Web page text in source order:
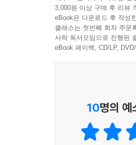
이 책의 구성
[0장 파이썬 설치와 사용
- 남대현 (모루랩스 데이
나름 자신을 갖고 책을
완전히 다 알지 못한 채
- 공민서 (이글루시큐리
3,000원 이상 구매 후 리뷰
eBook은 다운로드 후 작성
클래스는 첫번째 회차 주문
사락 독서모임으로 진행된
eBook 페이백, CD/LP,
10명의